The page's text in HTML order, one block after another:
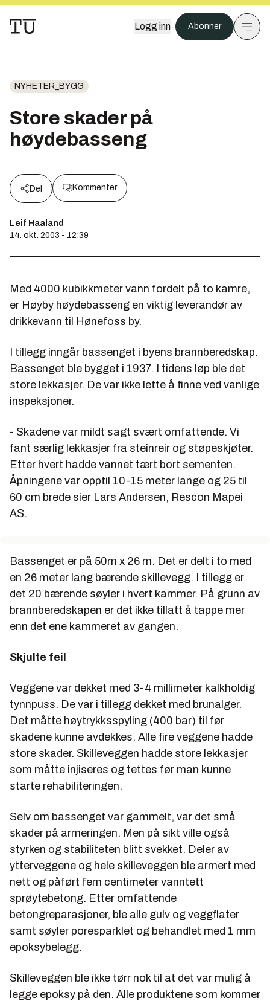
Logg inn Abonner
NYHETER_BYGG
Store skader på
høydebasseng
Del Kommenter
Leif Haaland
14. okt. 2003 - 12:39
Med 4000 kubikkmeter vann fordelt på to kamre,
er Høyby høydebasseng en viktig leverandør av
drikkevann til Hønefoss by.
I tillegg inngår bassenget i byens brannberedskap.
Bassenget ble bygget i 1937. I tidens løp ble det
store lekkasjer. De var ikke lette å finne ved vanlige
inspeksjoner.
- Skadene var mildt sagt svært omfattende. Vi
fant særlig lekkasjer fra steinreir og støpeskjøter.
Etter hvert hadde vannet tært bort sementen.
Åpningene var opptil 10-15 meter lange og 25 til
60 cm brede sier Lars Andersen, Rescon Mapei
AS.
Bassenget er på 50m x 26 m. Det er delt i to med
en 26 meter lang bærende skillevegg. I tillegg er
det 20 bærende søyler i hvert kammer. På grunn av
brannberedskapen er det ikke tillatt å tappe mer
enn det ene kammeret av gangen.
Skjulte feil
Veggene var dekket med 3-4 millimeter kalkholdig
tynnpuss. De var i tillegg dekket med brunalger.
Det måtte høytrykksspyling (400 bar) til før
skadene kunne avdekkes. Alle fire veggene hadde
store skader. Skilleveggen hadde store lekkasjer
som måtte injiseres og tettes før man kunne
starte rehabiliteringen.
Selv om bassenget var gammelt, var det små
skader på armeringen. Men på sikt ville også
styrken og stabiliteten blitt svekket. Deler av
ytterveggene og hele skilleveggen ble armert med
nett og påført fem centimeter vanntett
sprøytebetong. Etter omfattende
betongreparasjoner, ble alle gulv og veggflater
samt søyler poresparklet og behandlet med 1 mm
epoksybelegg.
Skilleveggen ble ikke tørr nok til at det var mulig å
legge epoksy på den. Alle produktene som kommer